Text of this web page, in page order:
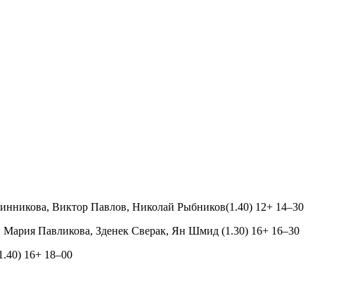
Виктор Павлов, Николай Рыбников(1.40) 12+ 14–30
Павликова, Зденек Сверак, Ян Шмид (1.30) 16+ 16–30
16+ 18–00